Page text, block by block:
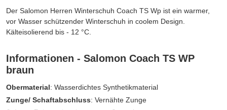
Der Salomon Herren Winterschuh Coach TS Wp ist ein warmer,
vor Wasser schützender Winterschuh in coolem Design.
Kälteisolierend bis - 12 °C.
Informationen - Salomon Coach TS WP
braun
Obermaterial: Wasserdichtes Synthetikmaterial
Zunge/ Schaftabschluss: Vernähte Zunge